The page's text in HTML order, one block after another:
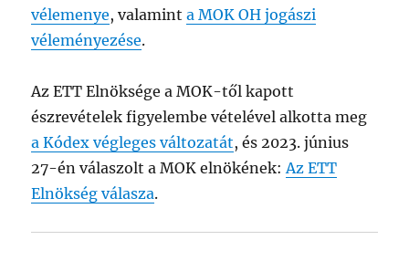
vélemenye, valaminta MOK OH jogászi
véleményezése.
Az ETT Elnöksége a MOK-től kapott
észrevételek figyelembe vételével alkotta meg
a Kódex végleges változatát, és 2023. június
27-én válaszolt a MOK elnökének:Az ETT
Elnökség válasza.